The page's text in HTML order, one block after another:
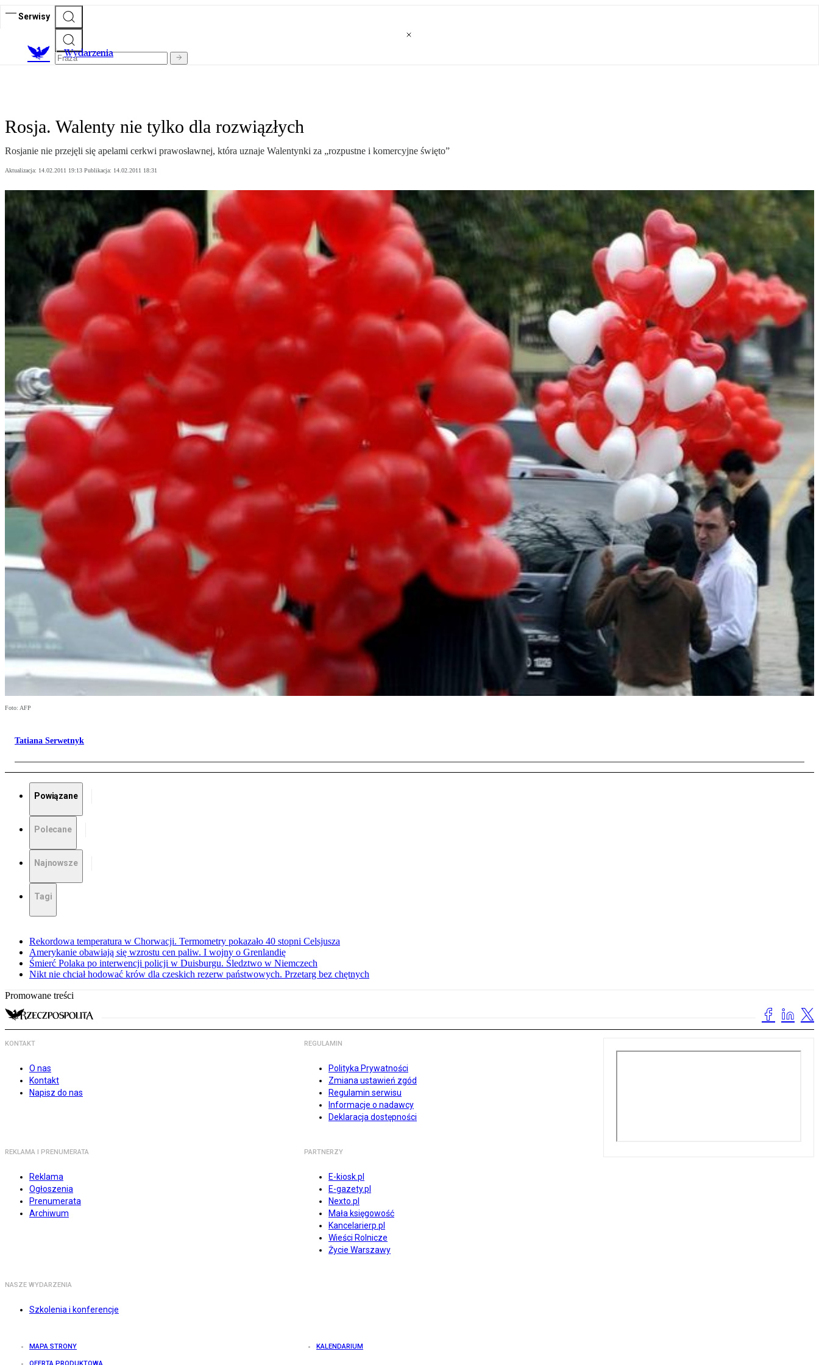
Serwisy
Wydarzenia
Rosja. Walenty nie tylko dla rozwiązłych
Rosjanie nie przejęli się apelami cerkwi prawosławnej, która uznaje Walentynki za „rozpustne i komercyjne święto”
Aktualizacja: 14.02.2011 19:13 Publikacja: 14.02.2011 18:31
Foto: AFP
Tatiana Serwetnyk
Powiązane
Polecane
Najnowsze
Tagi
Rekordowa temperatura w Chorwacji. Termometry pokazało 40 stopni Celsjusza
Amerykanie obawiają się wzrostu cen paliw. I wojny o Grenlandię
Śmierć Polaka po interwencji policji w Duisburgu. Śledztwo w Niemczech
Nikt nie chciał hodować krów dla czeskich rezerw państwowych. Przetarg bez chętnych
Promowane treści
KONTAKT
O nas
Kontakt
Napisz do nas
REGULAMIN
Polityka Prywatności
Zmiana ustawień zgód
Regulamin serwisu
Informacje o nadawcy
Deklaracja dostępności
REKLAMA I PRENUMERATA
Reklama
Ogłoszenia
Prenumerata
Archiwum
PARTNERZY
E-kiosk.pl
E-gazety.pl
Nexto.pl
Mała księgowość
Kancelarierp.pl
Wieści Rolnicze
Życie Warszawy
NASZE WYDARZENIA
Szkolenia i konferencje
MAPA STRONY KALENDARIUM